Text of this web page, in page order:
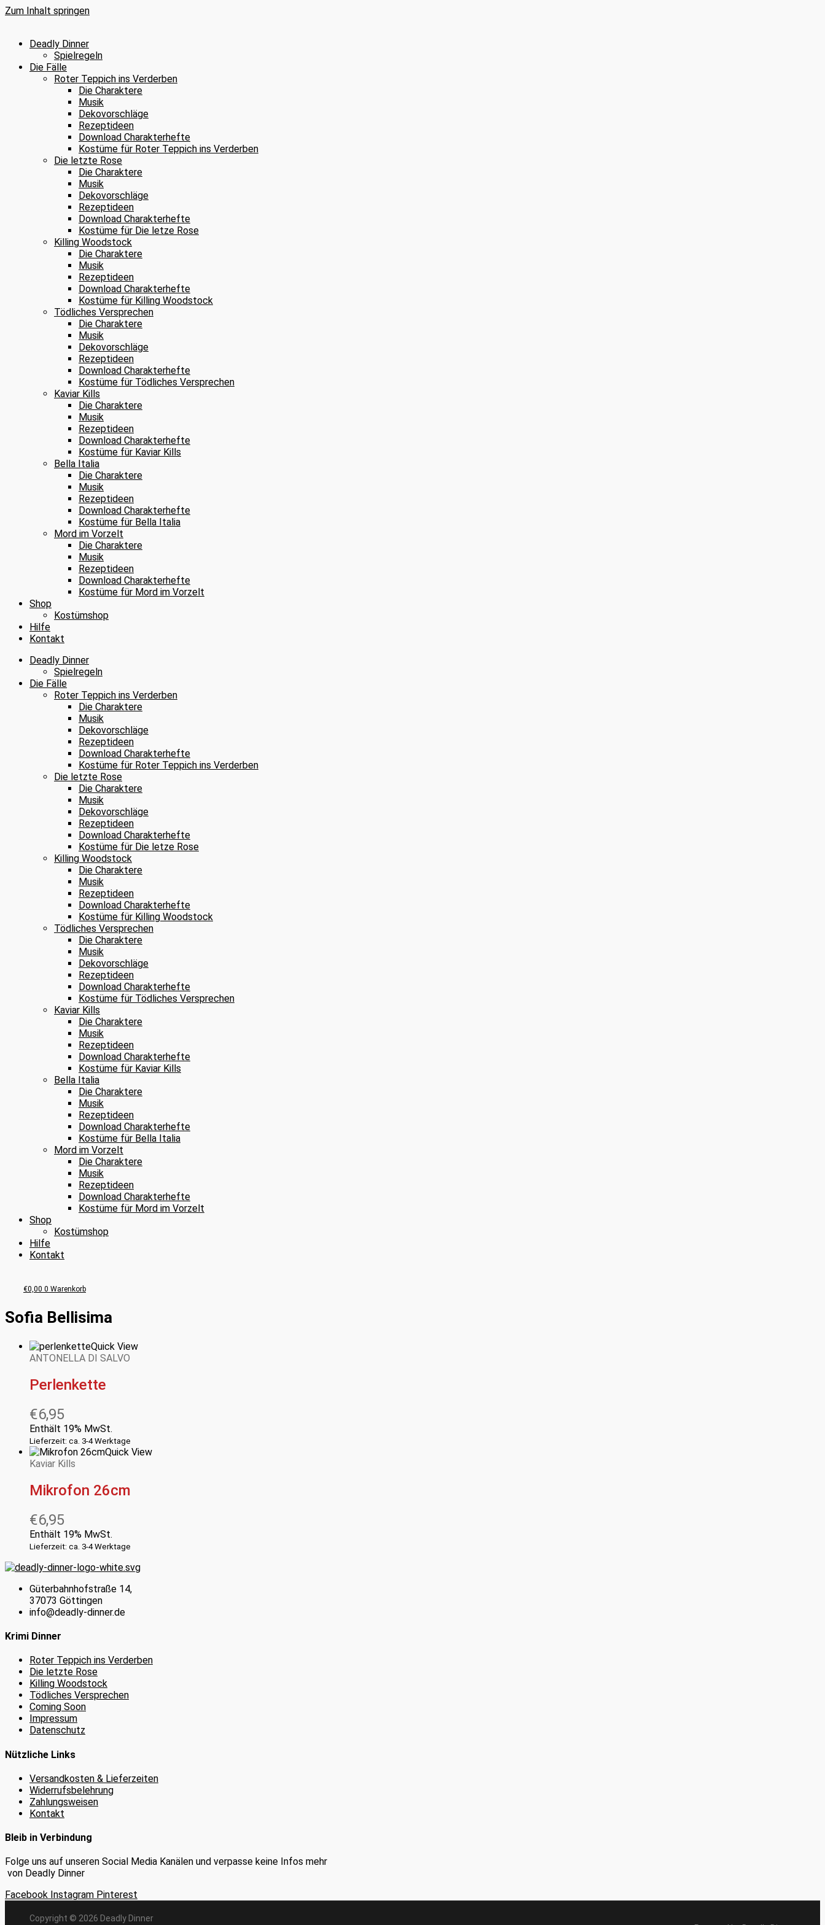
Zum Inhalt springen
Deadly Dinner
Spielregeln
Die Fälle
Roter Teppich ins Verderben
Die Charaktere
Musik
Dekovorschläge
Rezeptideen
Download Charakterhefte
Kostüme für Roter Teppich ins Verderben
Die letzte Rose
Die Charaktere
Musik
Dekovorschläge
Rezeptideen
Download Charakterhefte
Kostüme für Die letze Rose
Killing Woodstock
Die Charaktere
Musik
Rezeptideen
Download Charakterhefte
Kostüme für Killing Woodstock
Tödliches Versprechen
Die Charaktere
Musik
Dekovorschläge
Rezeptideen
Download Charakterhefte
Kostüme für Tödliches Versprechen
Kaviar Kills
Die Charaktere
Musik
Rezeptideen
Download Charakterhefte
Kostüme für Kaviar Kills
Bella Italia
Die Charaktere
Musik
Rezeptideen
Download Charakterhefte
Kostüme für Bella Italia
Mord im Vorzelt
Die Charaktere
Musik
Rezeptideen
Download Charakterhefte
Kostüme für Mord im Vorzelt
Shop
Kostümshop
Hilfe
Kontakt
Deadly Dinner
Spielregeln
Die Fälle
Roter Teppich ins Verderben
Die Charaktere
Musik
Dekovorschläge
Rezeptideen
Download Charakterhefte
Kostüme für Roter Teppich ins Verderben
Die letzte Rose
Die Charaktere
Musik
Dekovorschläge
Rezeptideen
Download Charakterhefte
Kostüme für Die letze Rose
Killing Woodstock
Die Charaktere
Musik
Rezeptideen
Download Charakterhefte
Kostüme für Killing Woodstock
Tödliches Versprechen
Die Charaktere
Musik
Dekovorschläge
Rezeptideen
Download Charakterhefte
Kostüme für Tödliches Versprechen
Kaviar Kills
Die Charaktere
Musik
Rezeptideen
Download Charakterhefte
Kostüme für Kaviar Kills
Bella Italia
Die Charaktere
Musik
Rezeptideen
Download Charakterhefte
Kostüme für Bella Italia
Mord im Vorzelt
Die Charaktere
Musik
Rezeptideen
Download Charakterhefte
Kostüme für Mord im Vorzelt
Shop
Kostümshop
Hilfe
Kontakt
€0,00 0 Warenkorb
Sofia Bellisima
Quick View
ANTONELLA DI SALVO
Perlenkette
€6,95
Enthält 19% MwSt.
Lieferzeit: ca. 3-4 Werktage
Quick View
Kaviar Kills
Mikrofon 26cm
€6,95
Enthält 19% MwSt.
Lieferzeit: ca. 3-4 Werktage
Güterbahnhofstraße 14,
37073 Göttingen
info@deadly-dinner.de
Krimi Dinner
Roter Teppich ins Verderben
Die letzte Rose
Killing Woodstock
Tödliches Versprechen
Coming Soon
Impressum
Datenschutz
Nützliche Links
Versandkosten & Lieferzeiten
Widerrufsbelehrung
Zahlungsweisen
Kontakt
Bleib in Verbindung
Folge uns auf unseren Social Media Kanälen und verpasse keine Infos mehr
von Deadly Dinner
Facebook Instagram Pinterest
Copyright © 2026 Deadly Dinner